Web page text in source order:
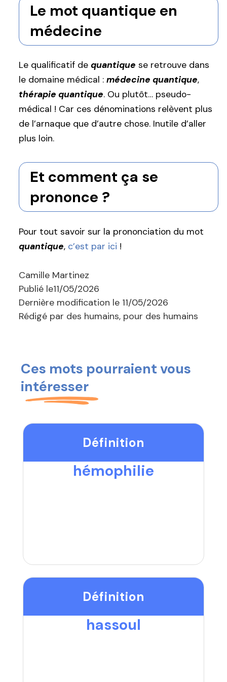
Le mot quantique en
médecine
Le qualificatif de quantique se retrouve dans
le domaine médical : médecine quantique,
thérapie quantique. Ou plutôt… pseudo-
médical ! Car ces dénominations relèvent plus
de l’arnaque que d’autre chose. Inutile d’aller
plus loin.
Et comment ça se
prononce ?
Pour tout savoir sur la prononciation du mot
quantique, c’est par ici !
Camille Martinez
Publié le11/05/2026
Dernière modification le 11/05/2026
Rédigé par des humains, pour des humains
Ces mots pourraient vous
intéresser
Définition
hémophilie
Définition
hassoul